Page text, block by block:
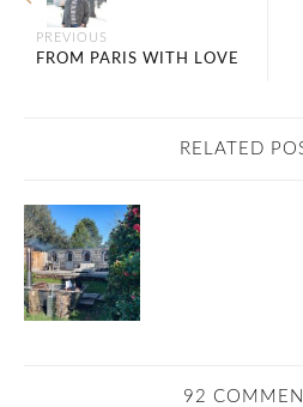
PREVIOUS
FROM PARIS WITH LOVE
RELATED
92